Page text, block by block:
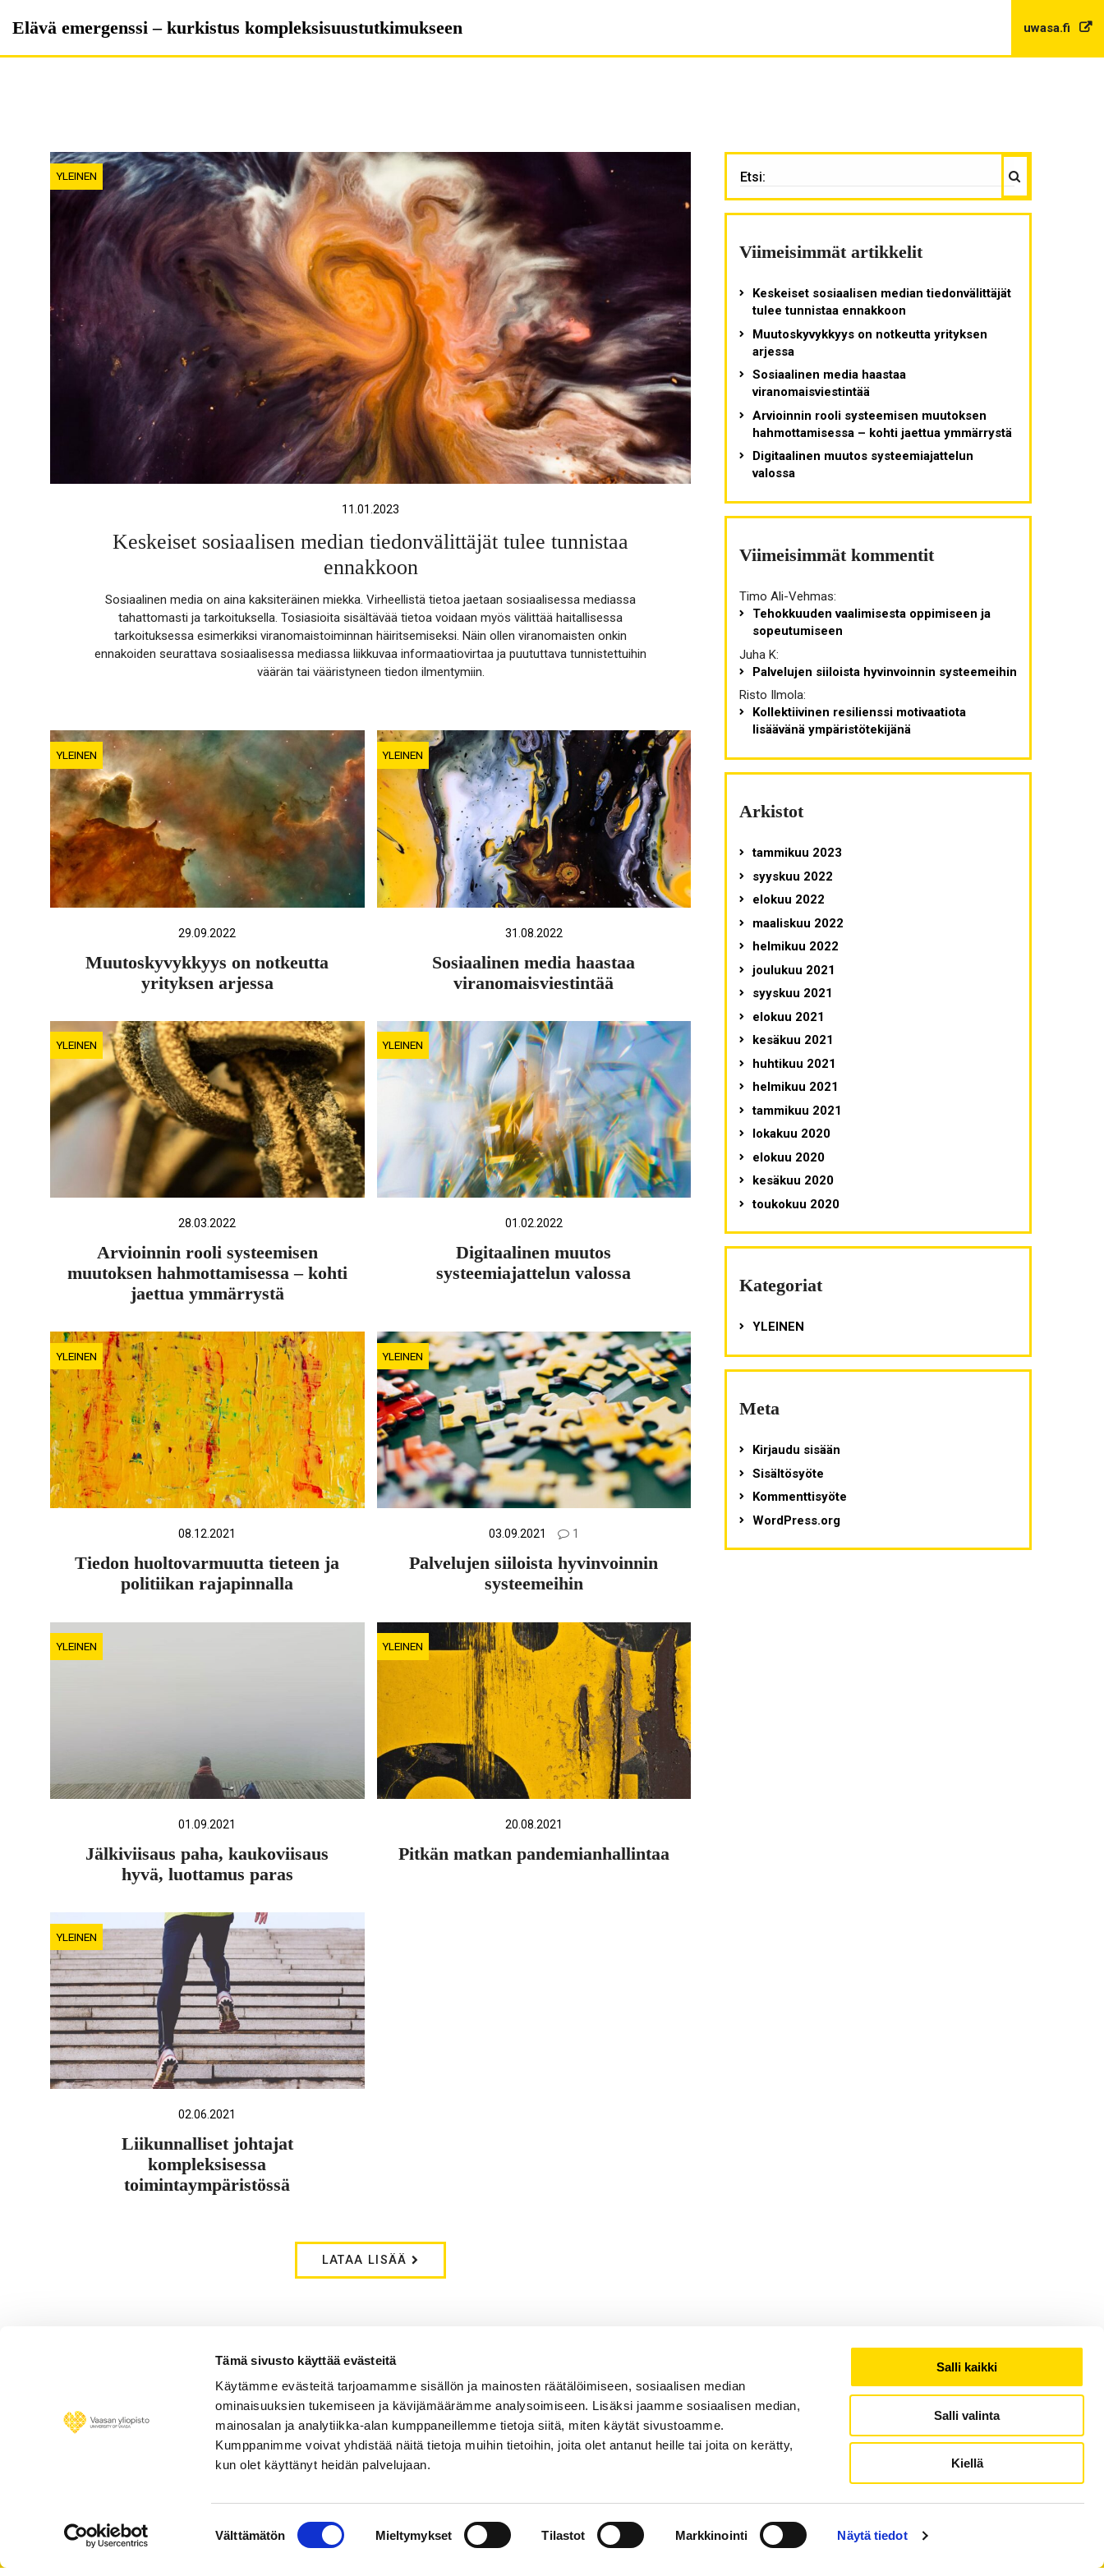
Tämä sivusto käyttää evästeitä
Käytämme evästeitä tarjoamamme sisällön ja mainosten räätälöimiseen, sosiaalisen median
ominaisuuksien tukemiseen ja kävijämäärämme analysoimiseen. Lisäksi jaamme sosiaalisen median,
mainosalan ja analytiikka-alan kumppaneillemme tietoja siitä, miten käytät sivustoamme.
Kumppanimme voivat yhdistää näitä tietoja muihin tietoihin, joita olet antanut heille tai joita on kerätty,
kun olet käyttänyt heidän palvelujaan.
valinta
Välttämätön Mieltymykset Tilastot Markkinointi Näytä tiedot
Salli kaikki
Salli valinta
Kiellä
toElävä emergenssi – kurkistus kompleksisuustutkimukseen uwasa.fi
YLEINEN
11.01.2023
Keskeiset sosiaalisen median tiedonvälittäjät tulee tunnistaa
ennakkoon
Sosiaalinen media on aina kaksiteräinen miekka. Virheellistä tietoa jaetaan sosiaalisessa mediassa
tahattomasti ja tarkoituksella. Tosiasioita sisältävää tietoa voidaan myös välittää haitallisessa
tarkoituksessa esimerkiksi viranomaistoiminnan häiritsemiseksi. Näin ollen viranomaisten onkin
ennakoiden seurattava sosiaalisessa mediassa liikkuvaa informaatiovirtaa ja puututtava tunnistettuihin
väärän tai vääristyneen tiedon ilmentymiin.
YLEINEN
29.09.2022
Muutoskyvykkyys on notkeutta
yrityksen arjessa
YLEINEN
31.08.2022
Sosiaalinen media haastaa
viranomaisviestintää
YLEINEN
28.03.2022
Arvioinnin rooli systeemisen
muutoksen hahmottamisessa – kohti
jaettua ymmärrystä
YLEINEN
01.02.2022
Digitaalinen muutos
systeemiajattelun valossa
YLEINEN
08.12.2021
Tiedon huoltovarmuutta tieteen ja
politiikan rajapinnalla
YLEINEN
03.09.2021 1
Palvelujen siiloista hyvinvoinnin
systeemeihin
YLEINEN
01.09.2021
Jälkiviisaus paha, kaukoviisaus
hyvä, luottamus paras
YLEINEN
20.08.2021
Pitkän matkan pandemianhallintaa
YLEINEN
02.06.2021
Liikunnalliset johtajat
kompleksisessa
toimintaympäristössä
LATAA LISÄÄ
Haku
Viimeisimmät artikkelit
Keskeiset sosiaalisen median tiedonvälittäjät
tulee tunnistaa ennakkoon
Muutoskyvykkyys on notkeutta yrityksen
arjessa
Sosiaalinen media haastaa
viranomaisviestintää
Arvioinnin rooli systeemisen muutoksen
hahmottamisessa – kohti jaettua ymmärrystä
Digitaalinen muutos systeemiajattelun
valossa
Viimeisimmät kommentit
Timo Ali-Vehmas:
Tehokkuuden vaalimisesta oppimiseen ja
sopeutumiseen
Juha K:
Palvelujen siiloista hyvinvoinnin systeemeihin
Risto Ilmola:
Kollektiivinen resilienssi motivaatiota
lisäävänä ympäristötekijänä
Arkistot
tammikuu 2023
syyskuu 2022
elokuu 2022
maaliskuu 2022
helmikuu 2022
joulukuu 2021
syyskuu 2021
elokuu 2021
kesäkuu 2021
huhtikuu 2021
helmikuu 2021
tammikuu 2021
lokakuu 2020
elokuu 2020
kesäkuu 2020
toukokuu 2020
Kategoriat
YLEINEN
Meta
Kirjaudu sisään
Sisältösyöte
Kommenttisyöte
WordPress.org
Petri Uusikylä - Elävä emergenssi - kurkistus
kompleksisuustutkimukseen
Personnel search Contact information About the website